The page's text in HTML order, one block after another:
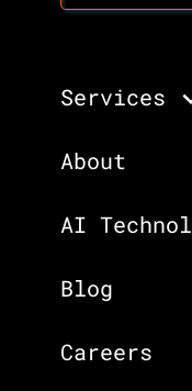
Services
About
AI
Blog
Careers